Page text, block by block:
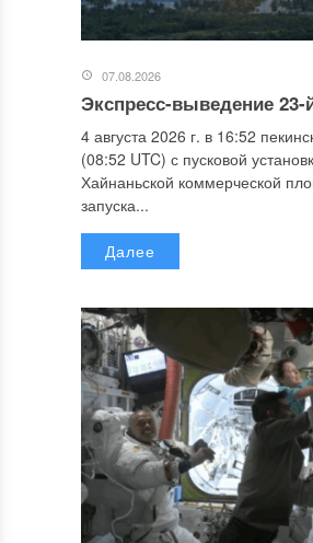
07.08.2026
Экспресс-выведение 23-
4 августа 2026 г. в 16:52
(08:52 UTC) с пусковой
Хайнаньской коммерческой
запуска...
Далее